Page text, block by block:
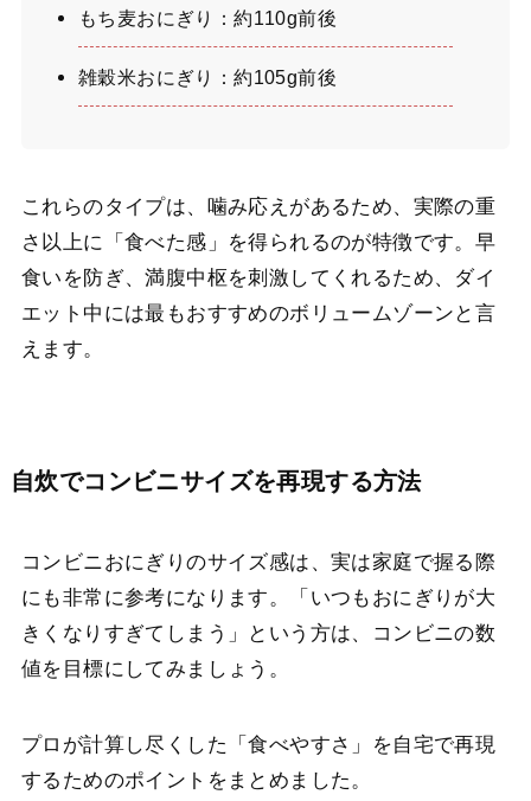
もち麦おにぎり：約110g前後
雑穀米おにぎり：約105g前後
これらのタイプは、噛み応えがあるため、実際の重
さ以上に「食べた感」を得られるのが特徴です。早
食いを防ぎ、満腹中枢を刺激してくれるため、ダイ
エット中には最もおすすめのボリュームゾーンと言
えます。
自炊でコンビニサイズを再現する方法
コンビニおにぎりのサイズ感は、実は家庭で握る際
にも非常に参考になります。「いつもおにぎりが大
きくなりすぎてしまう」という方は、コンビニの数
値を目標にしてみましょう。
プロが計算し尽くした「食べやすさ」を自宅で再現
するためのポイントをまとめました。